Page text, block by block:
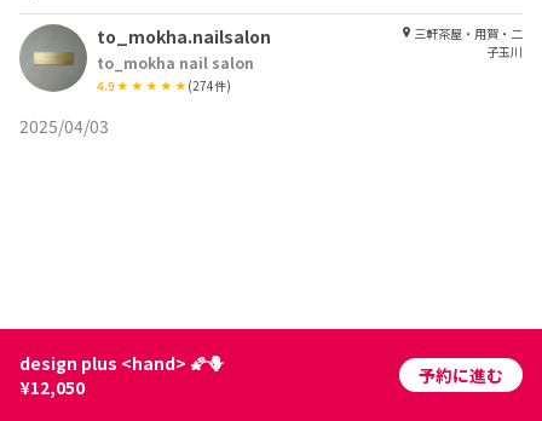
to_mokha.nailsalon
to_mokha nail salon
4.9 (274件)
三軒茶屋・用賀・二
子玉川
2025/04/03
design plus <hand> 🌠🪻
¥12,050
予約に進む